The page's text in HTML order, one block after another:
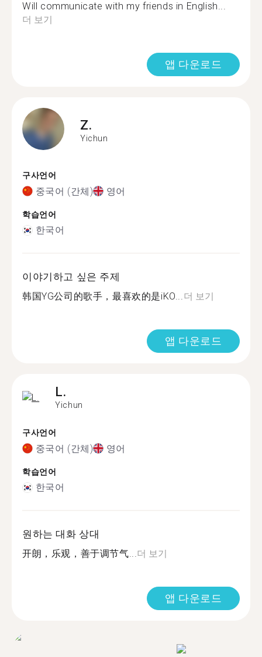
Will communicate with my friends in English...
더 보기
앱 다운로드
Z.
Yichun
구사언어
중국어 (간체) 영어
학습언어
한국어
이야기하고 싶은 주제
韩国YG公司的歌手，最喜欢的是iKO...더 보기
앱 다운로드
L.
Yichun
구사언어
중국어 (간체) 영어
학습언어
한국어
원하는 대화 상대
开朗，乐观，善于调节气...더 보기
앱 다운로드